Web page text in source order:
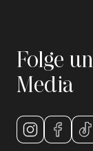
Folge
Media